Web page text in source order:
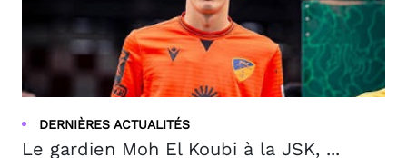
DERNIÈRES ACTUALITÉS
Le gardien Moh El Koubi à la JSK, ...